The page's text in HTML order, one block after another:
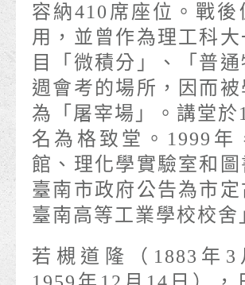
容納410席座位。戰後
用，並曾作為理工科
目「微積分」、「普
週會考的場所，因而
為「屠宰場」。講堂於
名為格致堂。1999年
館、理化學實驗室和圖
臺南市政府公告為市
臺南高等工業學校校舍
若槻道隆（1883年3